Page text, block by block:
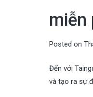
miễn
Posted on
Đến với
và tạo ra sự